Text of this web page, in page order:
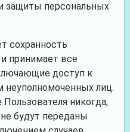
защиты персональных
сохранность
принимает все
доступ к
лиц.
никогда,
будут переданы